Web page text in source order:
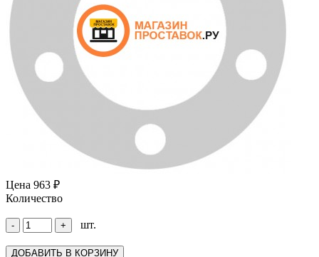
Цена 963 ₽
Количество
шт.